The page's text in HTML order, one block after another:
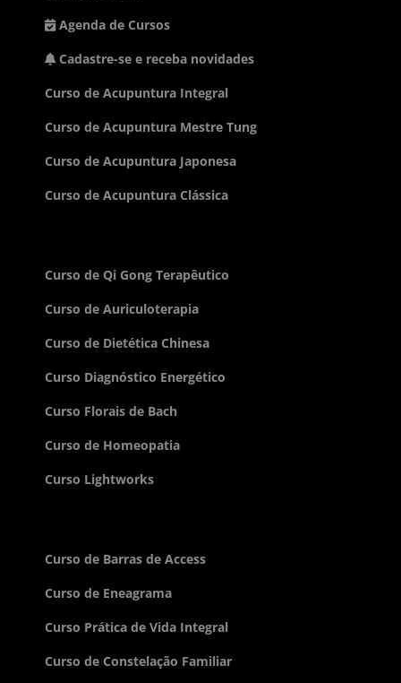
Agenda de Cursos
Cadastre-se e receba novidades
Curso de Acupuntura Integral
Curso de Acupuntura Mestre Tung
Curso de Acupuntura Japonesa
Curso de Acupuntura Clássica
Curso de Qi Gong Terapêutico
Curso de Auriculoterapia
Curso de Dietética Chinesa
Curso Diagnóstico Energético
Curso Florais de Bach
Curso de Homeopatia
Curso Lightworks
Curso de Barras de Access
Curso de Eneagrama
Curso Prática de Vida Integral
Curso de Constelação Familiar